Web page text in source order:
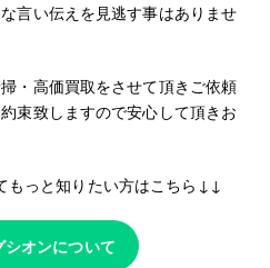
言い伝えを見逃す事はありませ
・高価買取をさせて頂きご依頼
束致しますので安心して頂きお
もっと知りたい方はこちら↓↓
シオンについて